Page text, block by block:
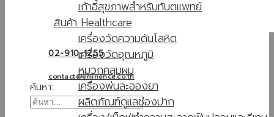
02-910-1255
contact@eminence.co.th
ค้นหา:
เก้าอี้สุขภาพสำหรับทันตแพทย์
สินค้า Healthcare
เครื่องวัดความดันโลหิต
เครื่องวัดอุณหภูมิ
หมวกคลุมผม
เครื่องพ่นละอองยา
ผลิตภัณฑ์ดูแลช่องปาก